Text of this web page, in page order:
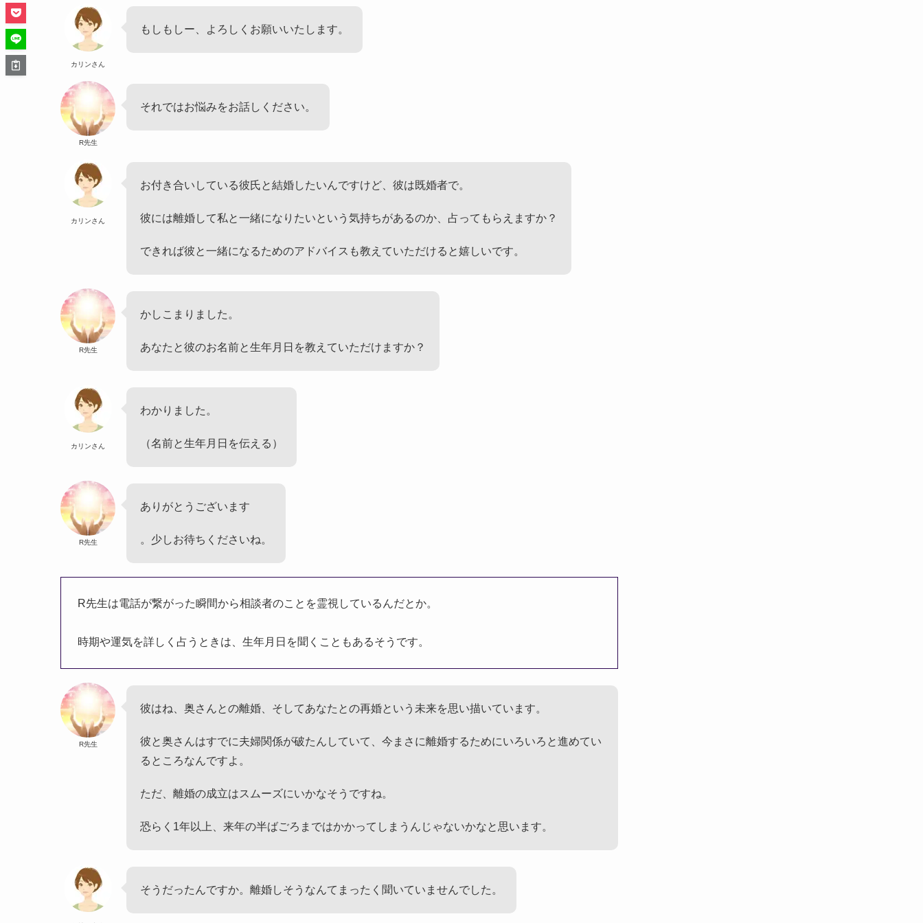
カリンさん
もしもしー、よろしくお願いいたします。
R先生
それではお悩みをお話しください。
カリンさん
お付き合いしている彼氏と結婚したいんですけど、彼は既婚者で。
彼には離婚して私と一緒になりたいという気持ちがあるのか、占ってもらえますか？
できれば彼と一緒になるためのアドバイスも教えていただけると嬉しいです。
R先生
かしこまりました。
あなたと彼のお名前と生年月日を教えていただけますか？
カリンさん
わかりました。
（名前と生年月日を伝える）
R先生
ありがとうございます
。少しお待ちくださいね。
R先生は電話が繋がった瞬間から相談者のことを霊視しているんだとか。
時期や運気を詳しく占うときは、生年月日を聞くこともあるそうです。
R先生
彼はね、奥さんとの離婚、そしてあなたとの再婚という未来を思い描いています。
彼と奥さんはすでに夫婦関係が破たんしていて、今まさに離婚するためにいろいろと進めてい
るところなんですよ。
ただ、離婚の成立はスムーズにいかなそうですね。
恐らく1年以上、来年の半ばごろまではかかってしまうんじゃないかなと思います。
そうだったんですか。離婚しそうなんてまったく聞いていませんでした。